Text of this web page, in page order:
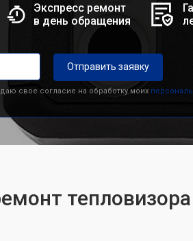
Экспресс ремонт
в день обращения
Отправить заявку
свое согласие на обработку моих